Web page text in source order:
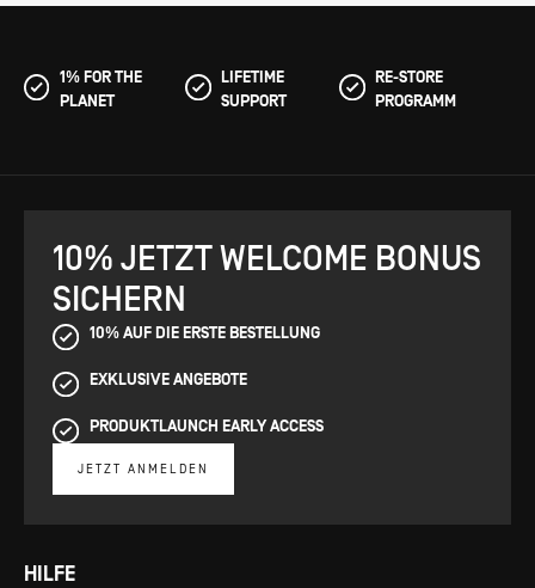
1% FOR THE
PLANET
LIFETIME
SUPPORT
RE-STORE
PROGRAMM
HILFE
10% JETZT WELCOME BONUS
SICHERN
10% AUF DIE ERSTE BESTELLUNG
EXKLUSIVE ANGEBOTE
PRODUKTLAUNCH EARLY ACCESS
JETZT ANMELDEN